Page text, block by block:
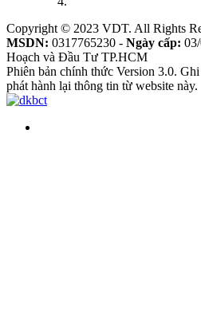
Copyright © 2023 VDT. All Rights
MSDN: 0317765230 - Ngày cấp:
Hoạch và Đầu Tư TP.HCM
Phiên bản chính thức Version 3.0.
phát hành lại thông tin từ website này.